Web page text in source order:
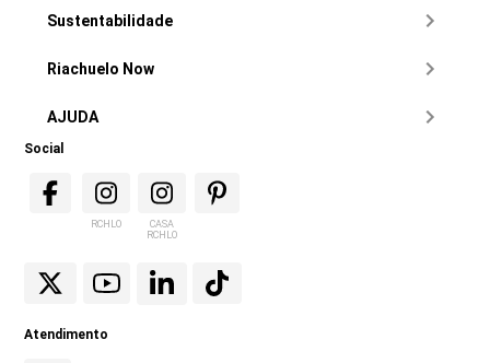
Sustentabilidade
Riachuelo Now
AJUDA
Social
RCHLO
CASA
RCHLO
Atendimento